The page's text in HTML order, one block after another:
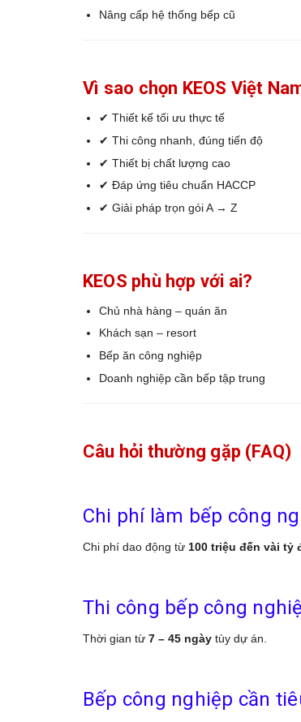
Nâng cấp hệ thống bếp cũ
Vì sao chọn KEOS Việt
✔ Thiết kế tối ưu thực tế
✔ Thi công nhanh, đúng tiến độ
✔ Thiết bị chất lượng cao
✔ Đáp ứng tiêu chuẩn HACCP
✔ Giải pháp trọn gói A → Z
KEOS phù hợp với ai?
Chủ nhà hàng – quán ăn
Khách sạn – resort
Bếp ăn công nghiệp
Doanh nghiệp cần bếp tập trung
Câu hỏi thường gặp (FAQ)
Chi phí làm bếp công
Chi phí dao động từ 100 triệu đến vài tỷ
Thi công bếp công
Thời gian từ 7 – 45 ngày tùy dự án.
Bếp công nghiệp cần